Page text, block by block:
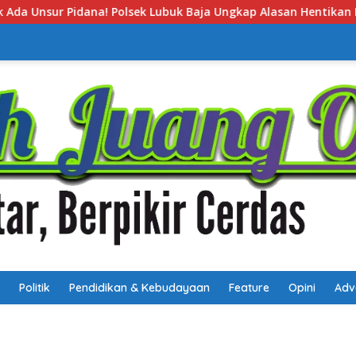
Ungkap Alasan Hentikan Laporan Pengawasan Anak Tanpa
Politik Pendidikan & Kebudayaan Feature Opini